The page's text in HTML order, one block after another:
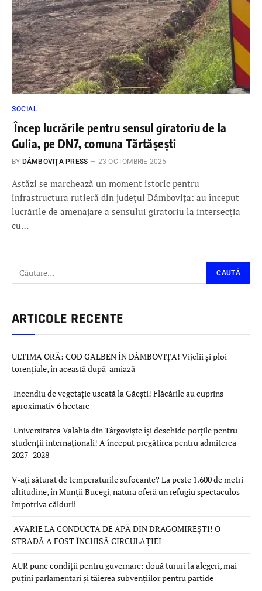
SOCIAL
Încep lucrările pentru sensul giratoriu de la
Gulia, pe DN7, comuna Tărtășești
BY DÂMBOVIŢA PRESS 23 OCTOMBRIE 2025
Astăzi se marchează un moment istoric pentru
infrastructura rutieră din județul Dâmbovița: au început
lucrările de amenajare a sensului giratoriu la intersecția
cu…
ARTICOLE RECENTE
ULTIMA ORĂ: COD GALBEN ÎN DÂMBOVIȚA! Vijelii și ploi
torențiale, în această după-amiază
Incendiu de vegetație uscată la Găești! Flăcările au cuprins
aproximativ 6 hectare
Universitatea Valahia din Târgoviște își deschide porțile pentru
studenții internaționali! A început pregătirea pentru admiterea
2027–2028
V-ați săturat de temperaturile sufocante? La peste 1.600 de metri
altitudine, în Munții Bucegi, natura oferă un refugiu spectaculos
împotriva căldurii
AVARIE LA CONDUCTA DE APĂ DIN DRAGOMIREȘTI! O
STRADĂ A FOST ÎNCHISĂ CIRCULAȚIEI
AUR pune condiții pentru guvernare: două tururi la alegeri, mai
puțini parlamentari și tăierea subvențiilor pentru partide